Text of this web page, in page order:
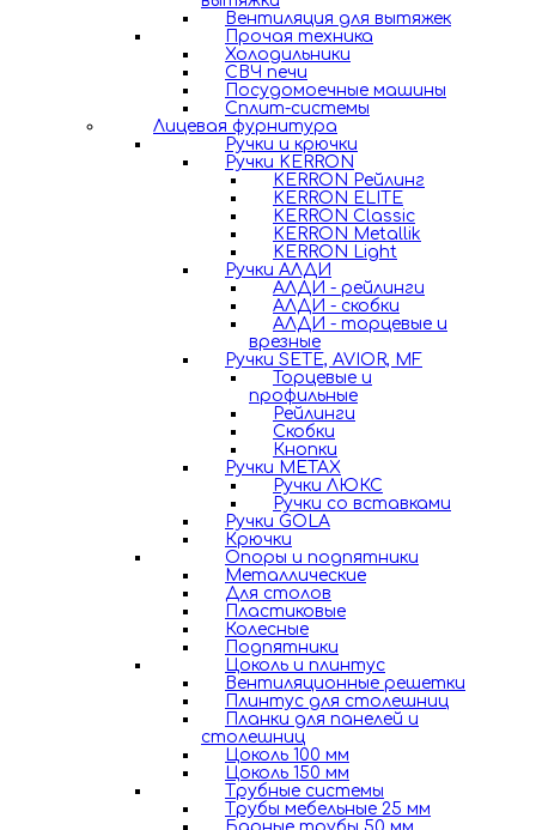
Вентиляция для вытяжек
Прочая техника
Холодильники
СВЧ печи
Посудомоечные машины
Сплит-системы
Лицевая фурнитура
Ручки и крючки
Ручки KERRON
KERRON Рейлинг
KERRON ELITE
KERRON Classic
KERRON Metallik
KERRON Light
Ручки АЛДИ
АЛДИ - рейлинги
АЛДИ - скобки
АЛДИ - торцевые и
врезные
Ручки SETE, AVIOR, MF
Торцевые и
профильные
Рейлинги
Скобки
Кнопки
Ручки METAX
Ручки ЛЮКС
Ручки со вставками
Ручки GOLA
Крючки
Опоры и подпятники
Металлические
Для столов
Пластиковые
Колесные
Подпятники
Цоколь и плинтус
Вентиляционные решетки
Плинтус для столешниц
Планки для панелей и
столешниц
Цоколь 100 мм
Цоколь 150 мм
Трубные системы
Трубы мебельные 25 мм
Барные трубы 50 мм